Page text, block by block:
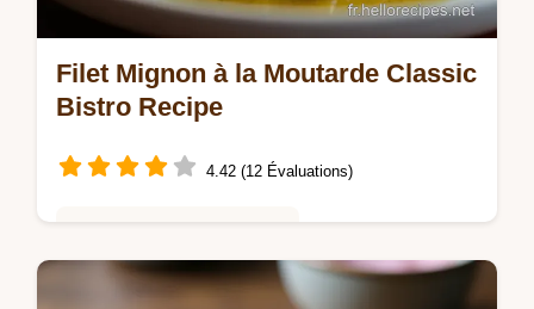
Filet Mignon à la Moutarde Classic
Bistro Recipe
4.42 (12 Évaluations)
Envie dun Filet Mignon la Moutarde façon